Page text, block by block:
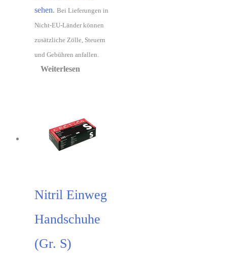
sehen. Bei Lieferungen in
Nicht-EU-Länder können
zusätzliche Zölle, Steuern
und Gebühren anfallen.
Weiterlesen
Nitril Einweg
Handschuhe
(Gr. S)